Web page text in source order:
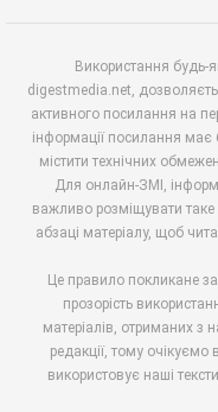
Використання будь-
digestmedia.net,
активного посилання на
інформації посилання має
містити технічних
Для онлайн-ЗМІ,
важливо розміщувати
абзаці матеріалу, щоб
Це правило покликане
прозорість
матеріалів, отриманих з
редакції, тому очікуємо
використовує наші